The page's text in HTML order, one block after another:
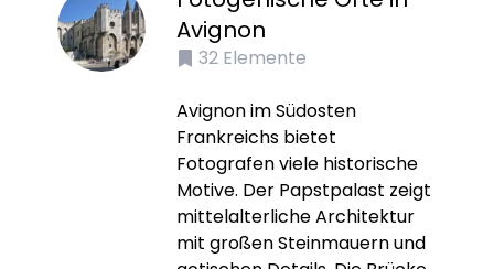
Avignon
32 Elemente
Avignon im Südosten
Frankreichs bietet
Fotografen viele historische
Motive. Der Papstpalast zeigt
mittelalterliche Architektur
mit großen Steinmauern und